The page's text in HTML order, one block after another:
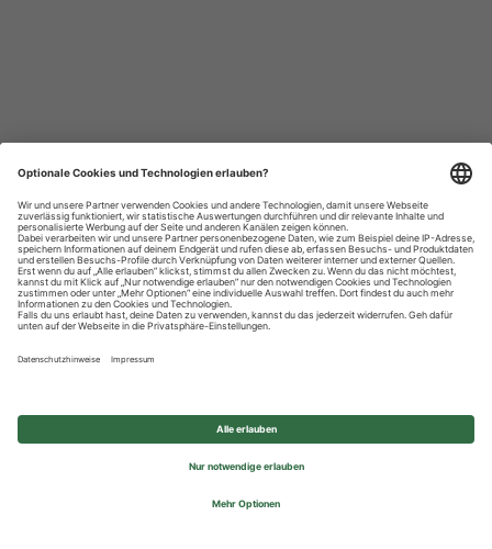
Datenschutzhinweise
Impressum
Privatsphäre-Einstellungen
© 2026 REWE Group - All rights reserved